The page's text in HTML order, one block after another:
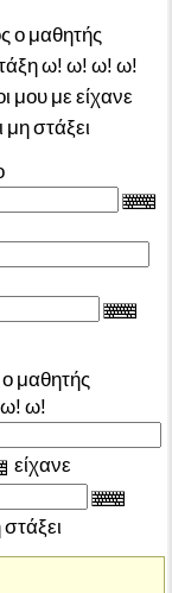
ο μαθητής
ω! ω! ω! ω!
μου με είχανε
μηστάξει
ο μαθητής
ω! ω!
είχανε
στάξει